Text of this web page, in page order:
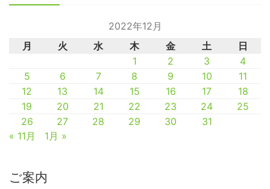
2022年12月
月
火 水 木 金 土
日
1
2 3
4
5
6 7 8 9 10
11
12
13 14 15 16 17
18
19
20 21 22 23 24
25
26
27 28 29 30
31
« 11月
1月 »
ご案内